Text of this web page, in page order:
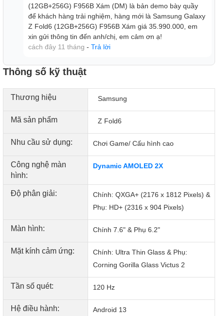
Với các cảm biến lớn hơn, camera của Z Fold6 cũng
được nâng cấp về khả năng quay video. Giờ đây, Galaxy
Z Fold6 có thể quay phim với chất lượng 8K. Ở mặt
trước, điện thoại được trang bị bộ đôi camera selfie
10MP và 4MP trên cả màn hình phụ và màn hình chính.
Cấu hình Samsung Galaxy Z Fold6 độc
quyền với con chip hàng đầu
Cấu hình vẫn là lợi thế hàng đầu của Galaxy Z Fold6
Samsung. Với tính năng đẩy nhịp lên cao hơn để có thể
tăng tốc độ xử lý, dòng chip Snapdragon cho Galaxy vẫn
sẽ tiếp tục được trang bị trên chiếc Z Fold 6. Cụ thể,
Galaxy Z Fold6 sẽ sở hữu mẫu chip
và mới nhất.
(12GB+256G) F956B Xám (DM) là bản demo bày quầy
để khách hàng trải nghiệm, hàng mới là Samsung Galaxy
Z Fold6 (12GB+256G) F956B Xám giá 35.990.000, em
xin gửi thông tin đến anh/chị, em cảm ơn ạ!
cách đây 11 tháng - Trả lời
Thông số kỹ thuật
Thương hiệu Samsung
Mã sản phẩm Z Fold6
Nhu cầu sử dụng: Chơi Game/ Cấu hình cao
Công nghệ màn
hình:
Dynamic AMOLED 2X
Độ phân giải:
Chính: QXGA+ (2176 x 1812 Pixels) &
Phụ: HD+ (2316 x 904 Pixels)
Màn hình: Chính 7.6" & Phụ 6.2"
Mặt kính cảm ứng:
Chính: Ultra Thin Glass & Phụ:
Corning Gorilla Glass Victus 2
Tần số quét: 120 Hz
Hệ điều hành: Android 13